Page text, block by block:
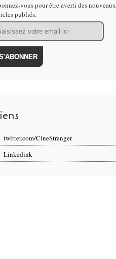
vous pour être averti des nouveaux
publiés.
twitter.com/CineStranger
Linkedink